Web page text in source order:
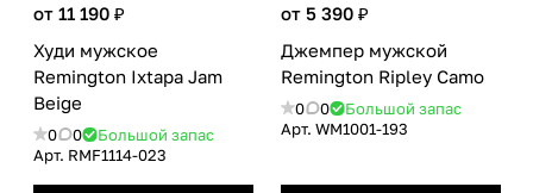
от 11 190 ₽
Худи мужское
Remington Ixtapa Jam
Beige
0 0
Большой запас
Арт. RMF1114-023
от 5 390 ₽
Джемпер мужской
Remington Ripley Camo
0 0
Большой запас
Арт. WM1001-193